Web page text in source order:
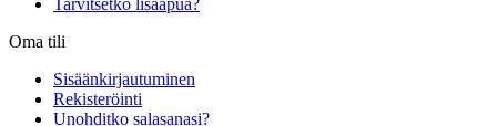
Tarvitsetko lisäapua?
Oma tili
Sisäänkirjautuminen
Rekisteröinti
Unohditko salasanasi?